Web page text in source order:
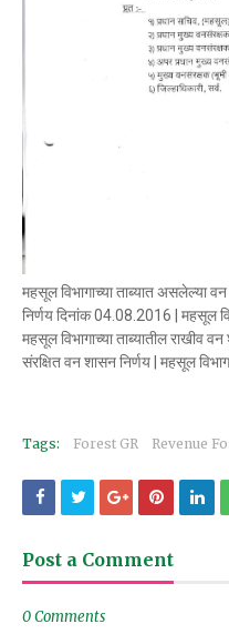
महसूल विभागाच्या ताब्यात असलेल्या
निर्णय दिनांक 04.08.2016 | महसूल
महसूल विभागाच्या ताब्यातील राखीव
संरक्षित वन शासन निर्णय | महसूल
Tags: Forest GR Revenue
Post a Comment
0 Comments